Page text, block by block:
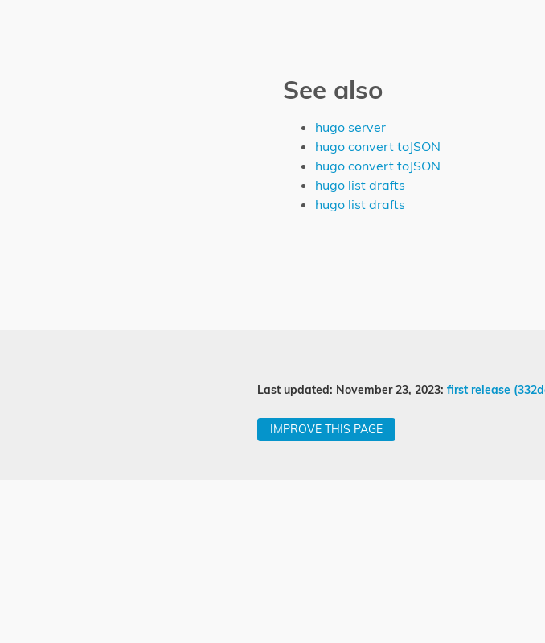
See also
hugo server
hugo convert toJSON
hugo convert toJSON
hugo list drafts
hugo list drafts
Last updated: November 23, 2023: first release
IMPROVE THIS PAGE